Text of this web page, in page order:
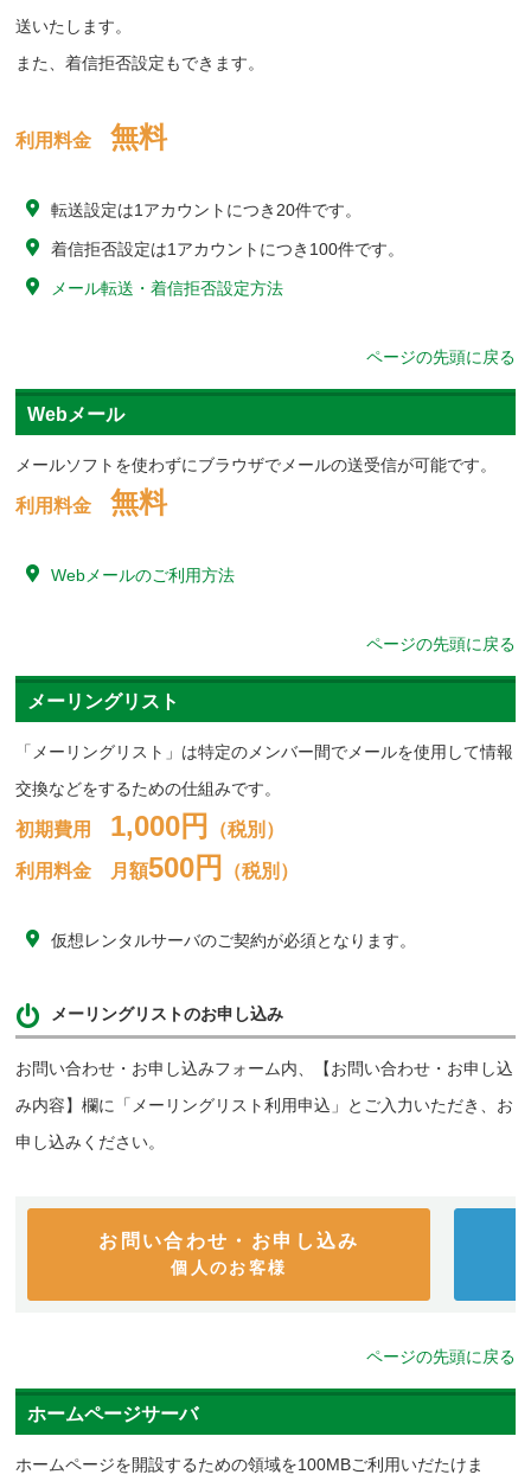
送いたします。
また、着信拒否設定もできます。
利用料金無料
転送設定は1アカウントにつき20件です。
着信拒否設定は1アカウントにつき100件です。
メール転送・着信拒否設定方法
ページの先頭に戻る
Webメール
メールソフトを使わずにブラウザでメールの送受信が可能です。
利用料金無料
Webメールのご利用方法
ページの先頭に戻る
メーリングリスト
「メーリングリスト」は特定のメンバー間でメールを使用して情報
交換などをするための仕組みです。
初期費用 1,000円 （税別）
利用料金 月額500円 （税別）
仮想レンタルサーバのご契約が必須となります。
メーリングリストのお申し込み
お問い合わせ・お申し込みフォーム内、【お問い合わせ・お申し込
み内容】欄に「メーリングリスト利用申込」とご入力いただき、お
申し込みください。
お問い合わせ・お申し込み
個人のお客様
ページの先頭に戻る
ホームページサーバ
ホームページを開設するための領域を100MBご利用いだたけま